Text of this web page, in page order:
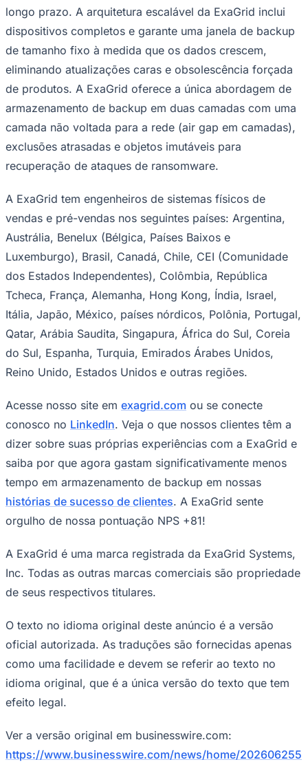
longo prazo. A arquitetura escalável da ExaGrid inclui
dispositivos completos e garante uma janela de backup
de tamanho fixo à medida que os dados crescem,
eliminando atualizações caras e obsolescência forçada
de produtos. A ExaGrid oferece a única abordagem de
armazenamento de backup em duas camadas com uma
camada não voltada para a rede (air gap em camadas),
exclusões atrasadas e objetos imutáveis ​​para
recuperação de ataques de ransomware.
A ExaGrid tem engenheiros de sistemas físicos de
vendas e pré-vendas nos seguintes países: Argentina,
Austrália, Benelux (Bélgica, Países Baixos e
Luxemburgo), Brasil, Canadá, Chile, CEI (Comunidade
dos Estados Independentes), Colômbia, República
Tcheca, França, Alemanha, Hong Kong, Índia, Israel,
Itália, Japão, México, países nórdicos, Polônia, Portugal,
Qatar, Arábia Saudita, Singapura, África do Sul, Coreia
do Sul, Espanha, Turquia, Emirados Árabes Unidos,
Reino Unido, Estados Unidos e outras regiões.
Acesse nosso site em exagrid.com ou se conecte
conosco no LinkedIn. Veja o que nossos clientes têm a
dizer sobre suas próprias experiências com a ExaGrid e
saiba por que agora gastam significativamente menos
tempo em armazenamento de backup em nossas
histórias de sucesso de clientes. A ExaGrid sente
orgulho de nossa pontuação NPS +81!
A ExaGrid é uma marca registrada da ExaGrid Systems,
Inc. Todas as outras marcas comerciais são propriedade
de seus respectivos titulares.
O texto no idioma original deste anúncio é a versão
oficial autorizada. As traduções são fornecidas apenas
como uma facilidade e devem se referir ao texto no
idioma original, que é a única versão do texto que tem
efeito legal.
Ver a versão original em businesswire.com:
https://www.businesswire.com/news/home/202606255